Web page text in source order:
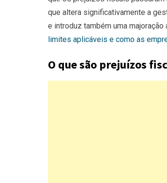
que altera significativamente a
e introduz também uma
limites aplicáveis e como as
O que são prejuízos